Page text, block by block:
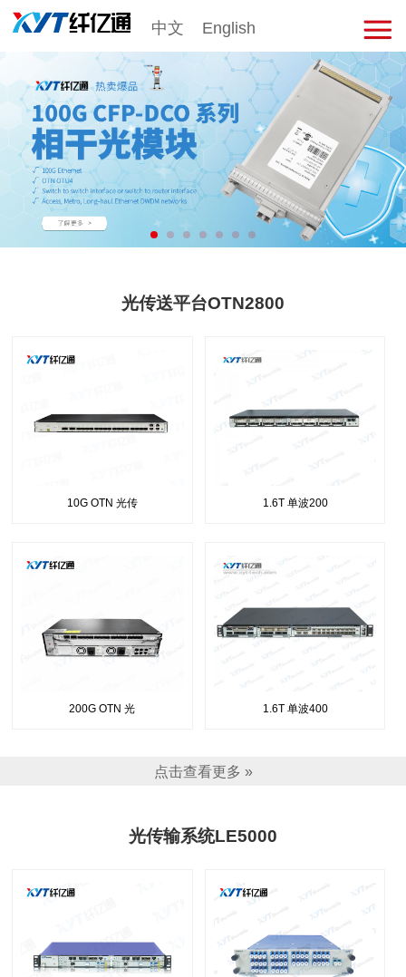
中文 English
击
展
开
菜
单
光传送平台OTN2800
10G OTN 光传 1.6T 单波200
200G OTN 光 1.6T 单波400
点击查看更多 »
光传输系统LE5000